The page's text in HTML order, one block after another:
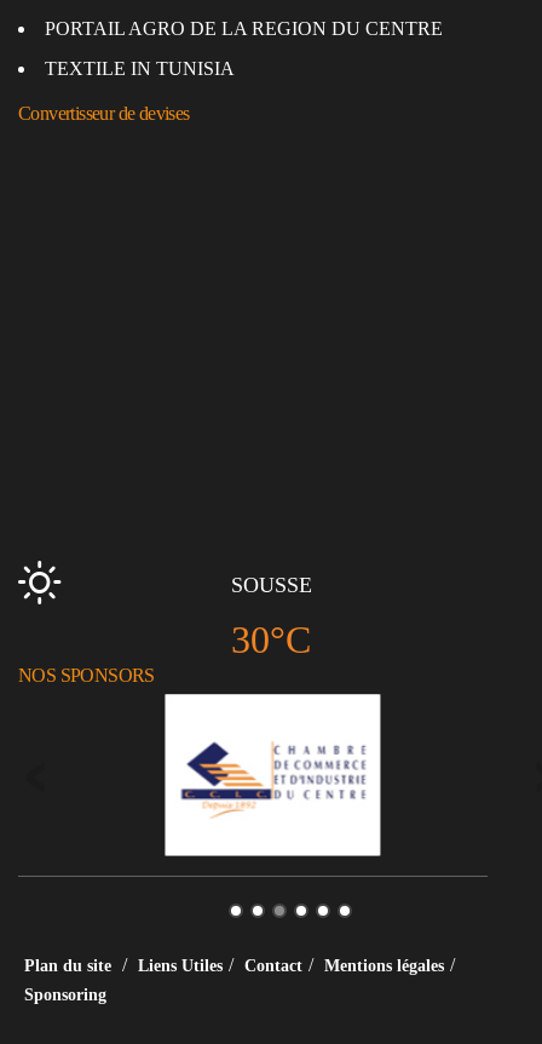
PORTAIL AGRO DE LA REGION DU CENTRE
TEXTILE IN TUNISIA
Convertisseur de devises
SOUSSE
30°C
NOS SPONSORS
Plan du site / Liens Utiles / Contact / Mentions légales /
Sponsoring